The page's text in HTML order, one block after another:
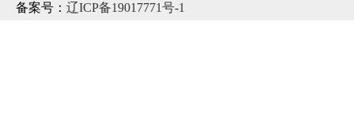
备案号： 辽ICP备19017771号-1